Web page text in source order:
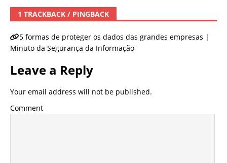
1 TRACKBACK / PINGBACK
5 formas de proteger os dados das grandes empresas |
Minuto da Segurança da Informação
Leave a Reply
Your email address will not be published.
Comment